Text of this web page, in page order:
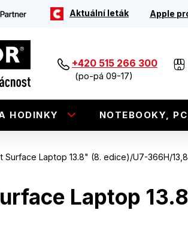
Aktuální leták Apple
+420 515 266 300
(po-pá 09-17)
HODINKY NOTEBOOKY,
Surface Laptop 13.8" (8. edice)/U7-366H/
Laptop